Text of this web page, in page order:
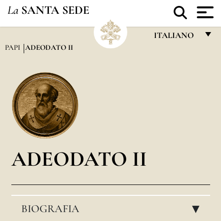
La SANTA SEDE
ITALIANO
PAPI ADEODATO II
ADEODATO II
BIOGRAFIA ▸